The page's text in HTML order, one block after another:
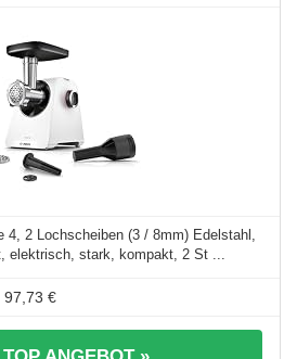
4, 2 Lochscheiben (3 / 8mm) Edelstahl,
elektrisch, stark, kompakt, 2 St ...
97,73 €